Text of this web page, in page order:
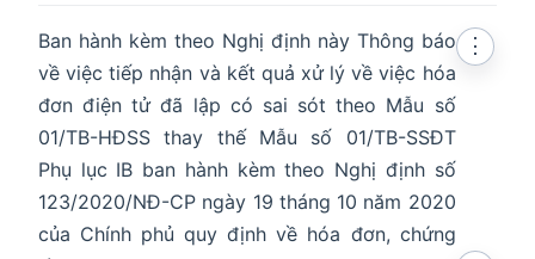
Ban hành kèm theo Nghị định này Thông báo
về việc tiếp nhận và kết quả xử lý về việc hóa
đơn điện tử đã lập có sai sót theo Mẫu số
01/TB-HĐSS thay thế Mẫu số 01/TB-SSĐT
Phụ lục IB ban hành kèm theo Nghị định số
123/2020/NĐ-CP ngày 19 tháng 10 năm 2020
của Chính phủ quy định về hóa đơn, chứng
⋮